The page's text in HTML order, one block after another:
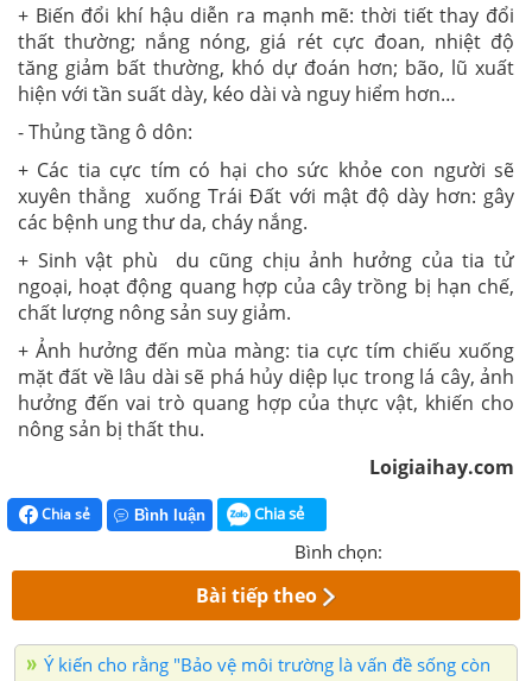
+ Biến đổi khí hậu diễn ra mạnh mẽ: thời tiết thay đổi
thất thường; nắng nóng, giá rét cực đoan, nhiệt độ
tăng giảm bất thường, khó dự đoán hơn; bão, lũ xuất
hiện với tần suất dày, kéo dài và nguy hiểm hơn…
- Thủng tầng ô dôn:
+ Các tia cực tím có hại cho sức khỏe con người sẽ
xuyên thẳng xuống Trái Đất với mật độ dày hơn: gây
các bệnh ung thư da, cháy nắng.
+ Sinh vật phù du cũng chịu ảnh hưởng của tia tử
ngoại, hoạt động quang hợp của cây trồng bị hạn chế,
chất lượng nông sản suy giảm.
+ Ảnh hưởng đến mùa màng: tia cực tím chiếu xuống
mặt đất về lâu dài sẽ phá hủy diệp lục trong lá cây, ảnh
hưởng đến vai trò quang hợp của thực vật, khiến cho
nông sản bị thất thu.
Loigiaihay.com
Chia sẻ Bình luận Chia sẻ
Bình chọn:
Bài tiếp theo
Ý kiến cho rằng "Bảo vệ môi trường là vấn đề sống còn